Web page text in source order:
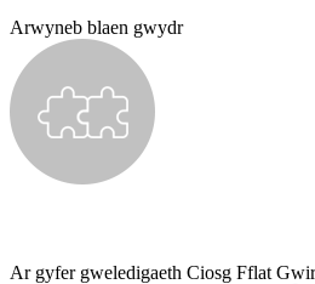
Arwyneb blaen gwydr
Ar gyfer gweledigaeth Ciosg Fflat Gwir